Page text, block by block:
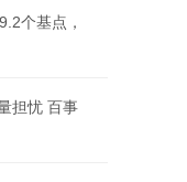
个基点，
担忧 百事